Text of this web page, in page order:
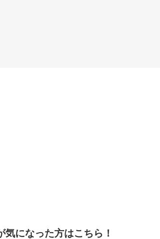
になった方はこちら！